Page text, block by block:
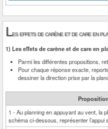
Les effets de carène et de care en
1) Les effets de carène et de care en
Parmi les différentes propositions,
Pour chaque réponse exacte,
dessiner la direction prise par la
1 - Au planning en appuyant au vent, la
schéma ci-dessous, représenter l’appui